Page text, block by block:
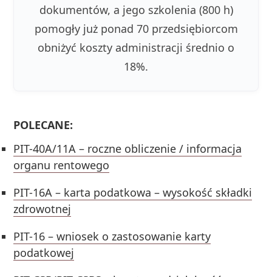
dokumentów, a jego szkolenia (800 h)
pomogły już ponad 70 przedsiębiorcom
obniżyć koszty administracji średnio o
18%.
POLECANE:
PIT-40A/11A – roczne obliczenie / informacja
organu rentowego
PIT-16A – karta podatkowa – wysokość składki
zdrowotnej
PIT-16 – wniosek o zastosowanie karty
podatkowej